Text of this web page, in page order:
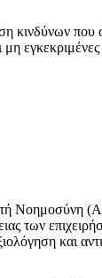
που
Νοημοσύνη
των
και